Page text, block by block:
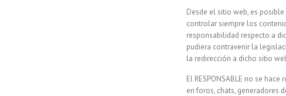
Desde el sitio web, es posible
controlar siempre los
responsabilidad respecto a
pudiera contravenir la
la redirección a dicho sitio
El RESPONSABLE no se
en foros, chats, generadores